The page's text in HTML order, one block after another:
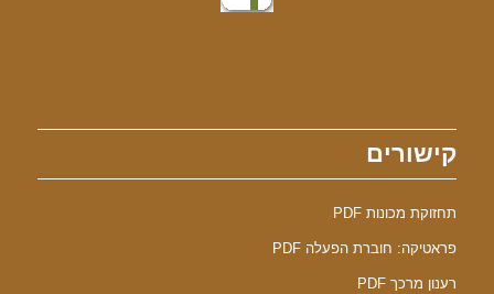
קישורים
תחזוקת מכונות PDF
פראטיקה: חוברת הפעלה PDF
רענון מרכך PDF